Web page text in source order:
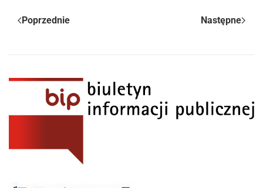
Poprzednie Następne